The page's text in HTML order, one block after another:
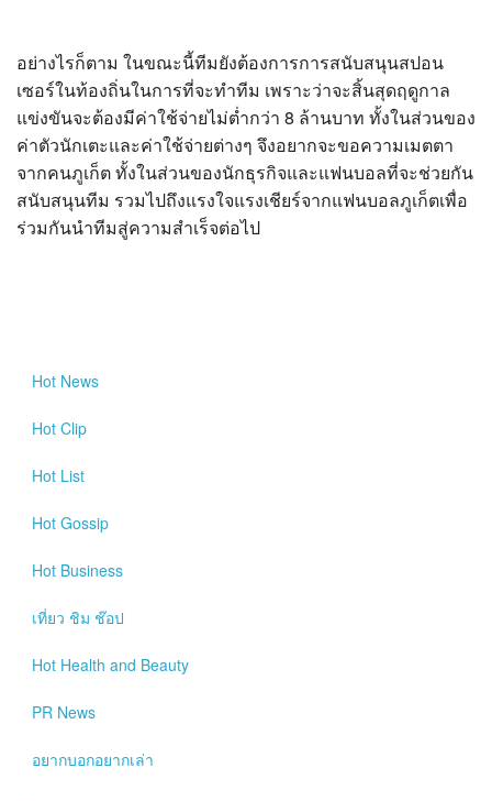
อย่างไรก็ตาม ในขณะนี้ทีมยังต้องการการสนับสนุนสปอน
เซอร์ในท้องถิ่นในการที่จะทำทีม เพราะว่าจะสิ้นสุดฤดูกาล
แข่งขันจะต้องมีค่าใช้จ่ายไม่ต่ำกว่า 8 ล้านบาท ทั้งในส่วนของ
ค่าตัวนักเตะและค่าใช้จ่ายต่างๆ จึงอยากจะขอความเมตตา
จากคนภูเก็ต ทั้งในส่วนของนักธุรกิจและแฟนบอลที่จะช่วยกัน
สนับสนุนทีม รวมไปถึงแรงใจแรงเชียร์จากแฟนบอลภูเก็ตเพื่อ
ร่วมกันนำทีมสู่ความสำเร็จต่อไป
Hot News
Hot Clip
Hot List
Hot Gossip
Hot Business
เที่ยว ชิม ช๊อป
Hot Health and Beauty
PR News
อยากบอกอยากเล่า